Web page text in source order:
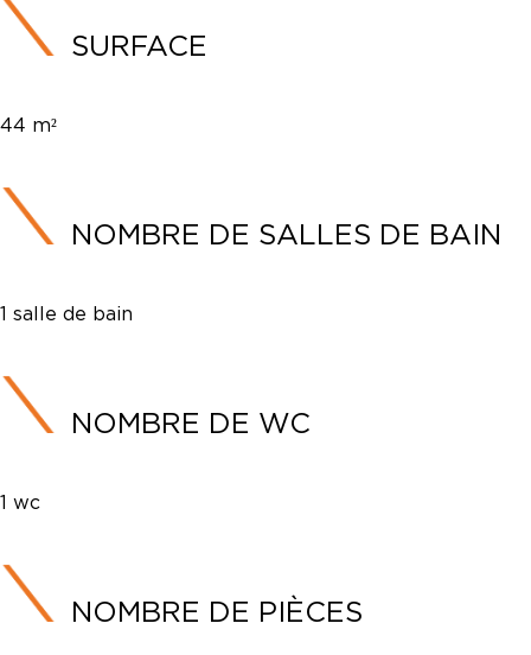
SURFACE
44 m²
NOMBRE DE SALLES DE BAIN
1 salle de bain
NOMBRE DE WC
1 wc
NOMBRE DE PIÈCES